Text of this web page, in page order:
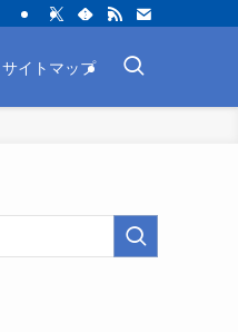
サイトマップ